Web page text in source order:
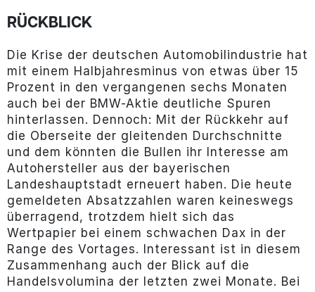
RÜCKBLICK
Die Krise der deutschen Automobilindustrie hat
mit einem Halbjahresminus von etwas über 15
Prozent in den vergangenen sechs Monaten
auch bei der BMW-Aktie deutliche Spuren
hinterlassen. Dennoch: Mit der Rückkehr auf
die Oberseite der gleitenden Durchschnitte
und dem könnten die Bullen ihr Interesse am
Autohersteller aus der bayerischen
Landeshauptstadt erneuert haben. Die heute
gemeldeten Absatzzahlen waren keineswegs
überragend, trotzdem hielt sich das
Wertpapier bei einem schwachen Dax in der
Range des Vortages. Interessant ist in diesem
Zusammenhang auch der Blick auf die
Handelsvolumina der letzten zwei Monate. Bei